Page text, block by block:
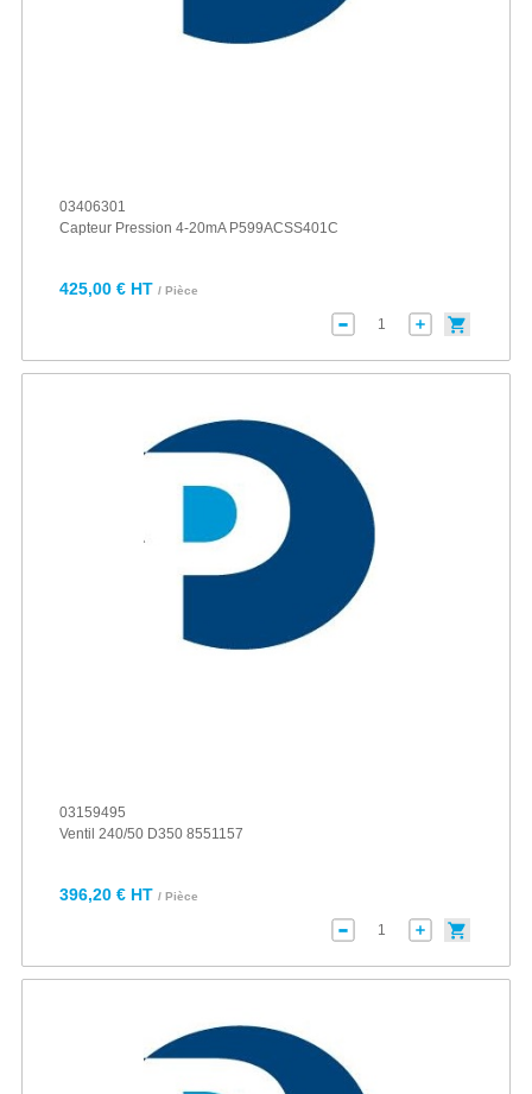
03406301
Capteur Pression 4-20mA P599ACSS401C
425,00 € HT / Pièce
03159495
Ventil 240/50 D350 8551157
396,20 € HT / Pièce